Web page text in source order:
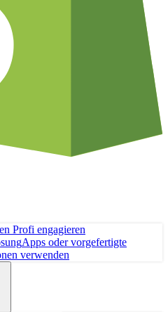
Profi engagieren
Apps oder vorgefertigte
verwenden